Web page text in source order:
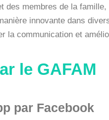
membres de la
innovante dans
la communication et
le GAFAM
par Facebook